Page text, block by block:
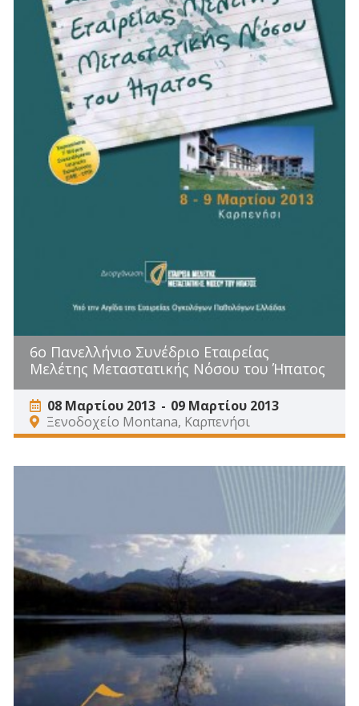
6ο Πανελλήνιο Συνέδριο Εταιρείας
Μελέτης Μεταστατικής Νόσου του Ήπατος
08 Μαρτίου 2013
09 Μαρτίου 2013
Ξενοδοχείο Montana, Καρπενήσι